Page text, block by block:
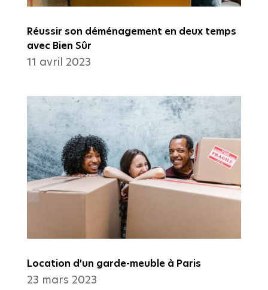
Réussir son déménagement en deux temps
avec Bien Sûr
11 avril 2023
Location d’un garde-meuble à Paris
23 mars 2023